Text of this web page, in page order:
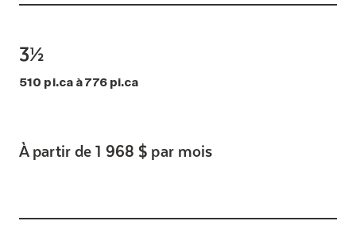
3½
510 pi.ca à 776 pi.ca
À partir de 1 968 $ par mois